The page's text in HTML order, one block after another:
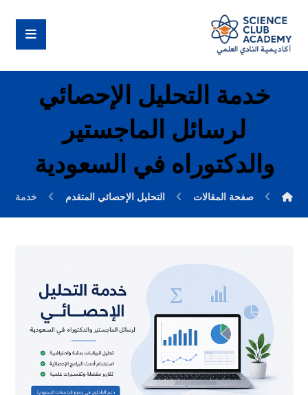
خدمة التحليل الإحصائي
لرسائل الماجستير
والدكتوراه في السعودية
صفحة المقالات التحليل الإحصائي المتقدم خدمة